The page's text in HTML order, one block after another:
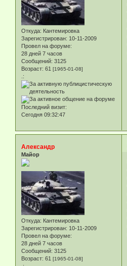
Откуда: Кантемировка
Зарегистрирован: 10-11-2009
Провел на форуме:
28 дней 7 часов
Сообщений: 3125
Возраст: 61 [1965-01-08]
.:
Последний визит:
Сегодня 09:32:47
Александр
Майор
Откуда: Кантемировка
Зарегистрирован: 10-11-2009
Провел на форуме:
28 дней 7 часов
Сообщений: 3125
Возраст: 61 [1965-01-08]